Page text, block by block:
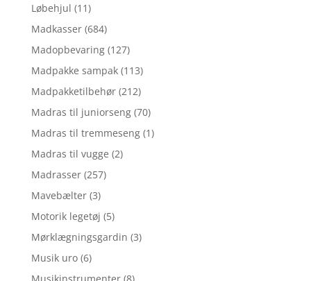
Løbehjul (11)
Madkasser (684)
Madopbevaring (127)
Madpakke sampak (113)
Madpakketilbehør (212)
Madras til juniorseng (70)
Madras til tremmeseng (1)
Madras til vugge (2)
Madrasser (257)
Mavebælter (3)
Motorik legetøj (5)
Mørklægningsgardin (3)
Musik uro (6)